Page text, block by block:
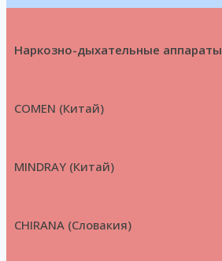
Наркозно-дыхательные аппараты
COMEN (Китай)
MINDRAY (Китай)
CHIRANA (Словакия)